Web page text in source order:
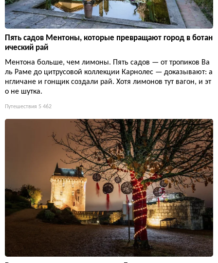
Пять садов Ментоны, которые превращают город в ботан
ический рай
Ментона больше, чем лимоны. Пять садов — от тропиков Ва
ль Раме до цитрусовой коллекции Карнолес — доказывают: а
нгличане и гонщик создали рай. Хотя лимонов тут вагон, и эт
о не шутка.
Путешествия 5 462